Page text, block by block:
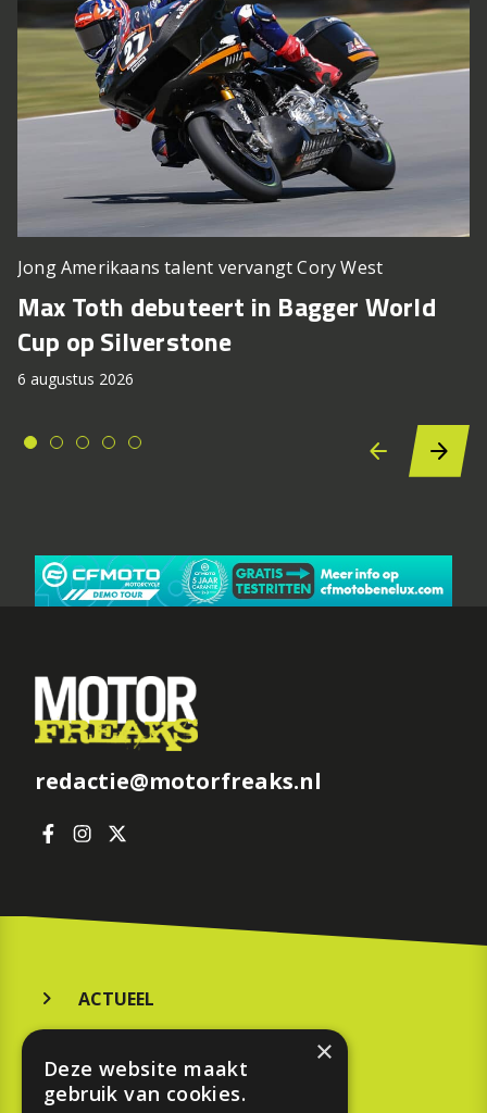
Jong Amerikaans talent vervangt Cory West
Max Toth debuteert in Bagger World
Cup op Silverstone
6 augustus 2026
redactie@motorfreaks.nl
ACTUEEL
KOOPGIDS
×
Deze website maakt
gebruik van cookies.